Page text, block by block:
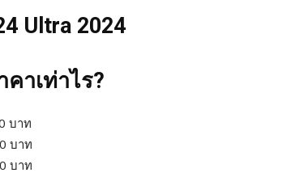
Ultra 2024
คาเท่าไร?
บาท
บาท
บาท